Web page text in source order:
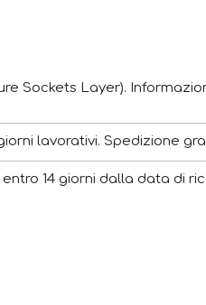
Sockets Layer).
lavorativi. Spedizione
entro 14 giorni dalla data di